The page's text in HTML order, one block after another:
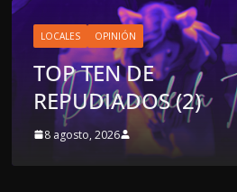
MÉXICO”:
CÁRDENAS;
DE MVS
8 agosto, 2026